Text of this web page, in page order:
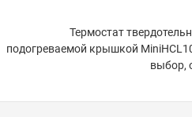
Термостат
подогреваемой крышкой
выбор,